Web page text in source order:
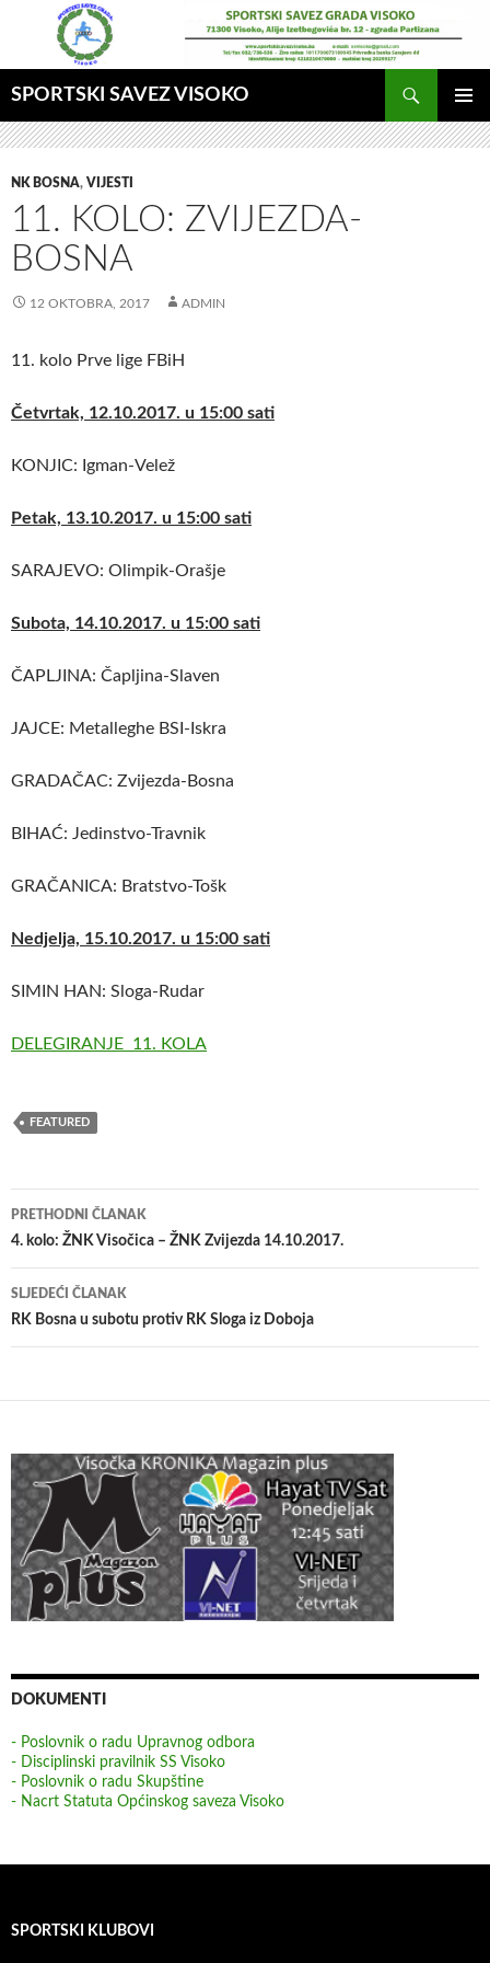
SPORTSKI SAVEZ VISOKO
GLAVNI
MENI
NK BOSNA, VIJESTI
11. KOLO: ZVIJEZDA-
BOSNA
12 OKTOBRA, 2017 ADMIN
11. kolo Prve lige FBiH
Četvrtak, 12.10.2017. u 15:00 sati
KONJIC: Igman-Velež
Petak, 13.10.2017. u 15:00 sati
SARAJEVO: Olimpik-Orašje
Subota, 14.10.2017. u 15:00 sati
ČAPLJINA: Čapljina-Slaven
JAJCE: Metalleghe BSI-Iskra
GRADAČAC: Zvijezda-Bosna
BIHAĆ: Jedinstvo-Travnik
GRAČANICA: Bratstvo-Tošk
Nedjelja, 15.10.2017. u 15:00 sati
SIMIN HAN: Sloga-Rudar
DELEGIRANJE 11. KOLA
FEATURED
Navigacija
članaka
PRETHODNI ČLANAK
4. kolo: ŽNK Visočica – ŽNK Zvijezda 14.10.2017.
SLJEDEĆI ČLANAK
RK Bosna u subotu protiv RK Sloga iz Doboja
DOKUMENTI
- Poslovnik o radu Upravnog odbora
- Disciplinski pravilnik SS Visoko
- Poslovnik o radu Skupštine
- Nacrt Statuta Općinskog saveza Visoko
SPORTSKI KLUBOVI